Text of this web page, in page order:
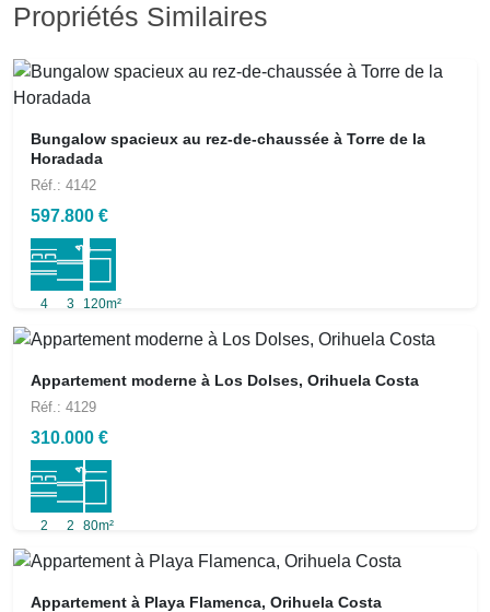
Propriétés Similaires
Bungalow spacieux au rez-de-chaussée à Torre de la
Horadada
Réf.: 4142
597.800 €
4 3 120m²
Appartement moderne à Los Dolses, Orihuela Costa
Réf.: 4129
310.000 €
2 2 80m²
Appartement à Playa Flamenca, Orihuela Costa